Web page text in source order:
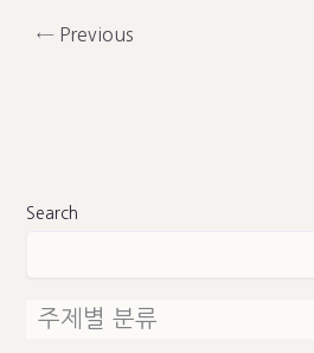
← Previous
Search
주제별 분류